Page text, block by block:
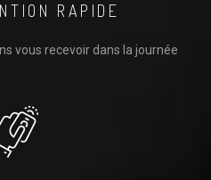
RAPIDE
vous recevoir dans la journée